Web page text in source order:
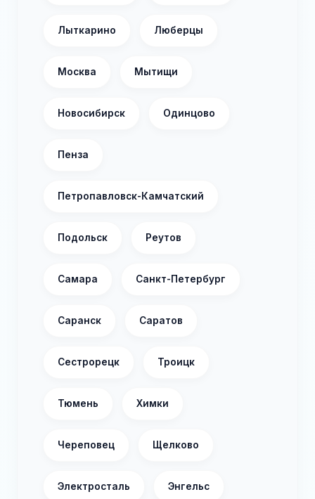
Лыткарино Люберцы
Москва Мытищи
Новосибирск Одинцово
Пенза
Петропавловск-Камчатский
Подольск Реутов
Самара Санкт-Петербург
Саранск Саратов
Сестрорецк Троицк
Тюмень Химки
Череповец Щелково
Электросталь Энгельс